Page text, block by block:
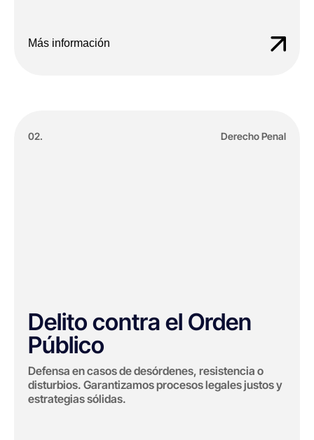
Más información
02. Derecho Penal
Delito contra el Orden
Público
Defensa en casos de desórdenes, resistencia o
disturbios. Garantizamos procesos legales justos y
estrategias sólidas.